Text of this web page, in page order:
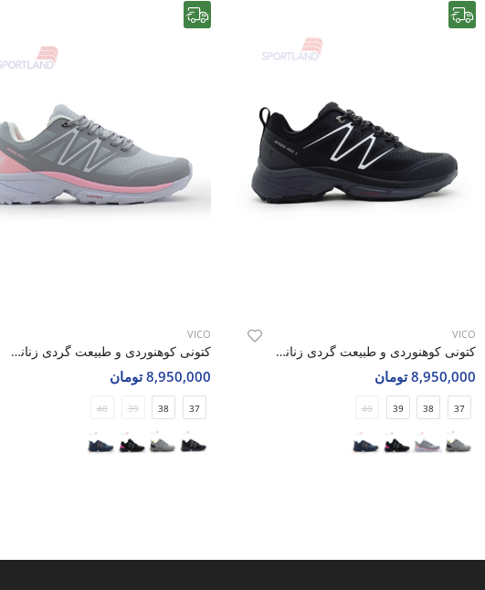
VICO
کتونی کوهنوردی و طبیعت گردی زنانه ویکو WINGS PRO 3 W
8,950,000 تومان
37
38
39
40
VICO
کتونی کوهنوردی و طبیعت گردی زنانه ویکو WINGS PRO 3 W
8,950,000 تومان
37
38
39
40